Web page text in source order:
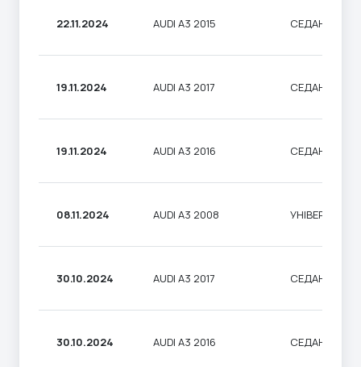
22.11.2024 AUDI A3 2015 СЕДАН
19.11.2024 AUDI A3 2017 СЕДАН
19.11.2024 AUDI A3 2016 СЕДАН
08.11.2024 AUDI A3 2008 УНІВЕРСАЛ
30.10.2024 AUDI A3 2017 СЕДАН
30.10.2024 AUDI A3 2016 СЕДАН